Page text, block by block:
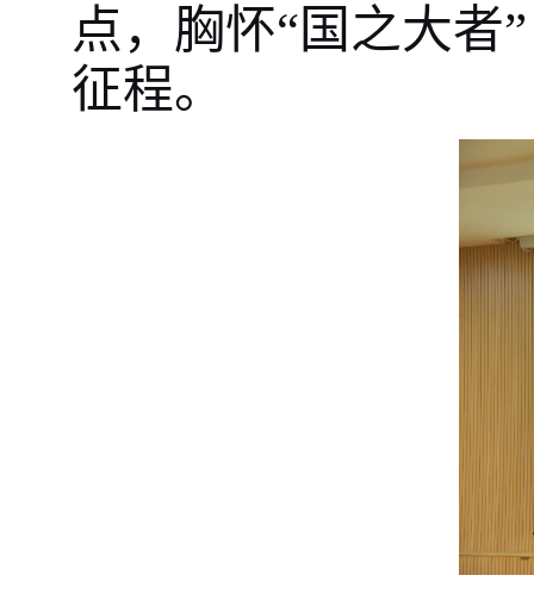
点，胸怀“国之大者
征程。